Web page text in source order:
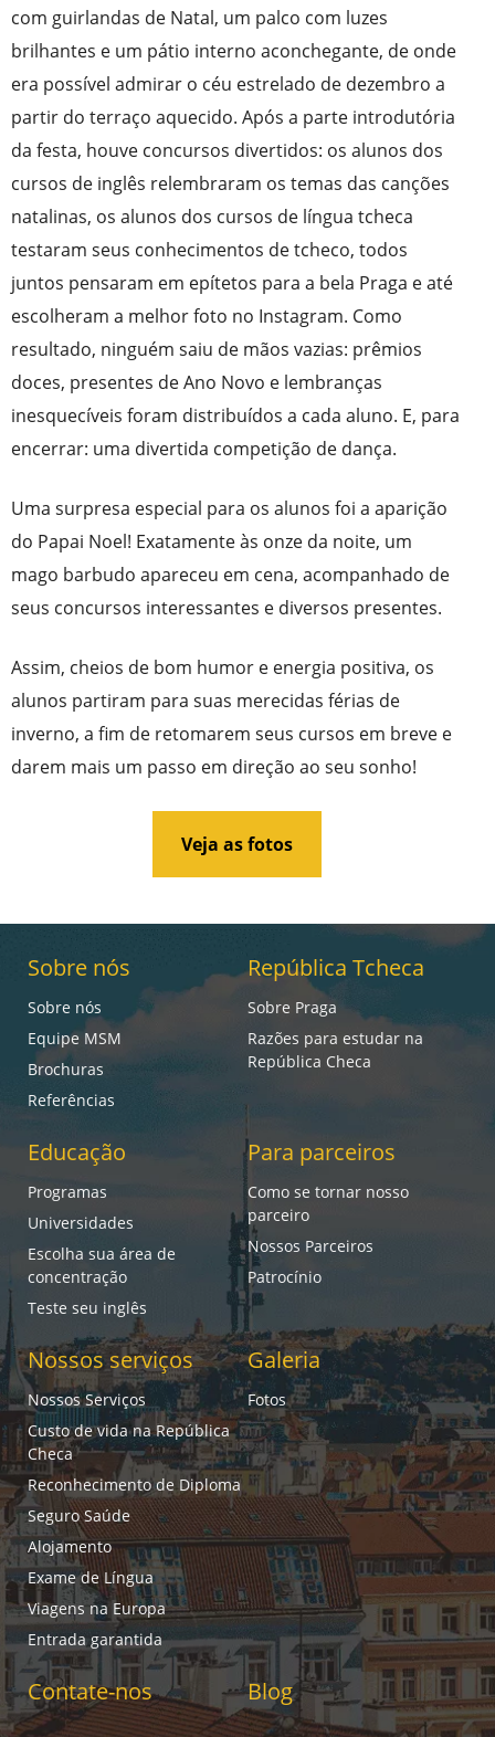
com guirlandas de Natal, um palco com luzes
brilhantes e um pátio interno aconchegante, de onde
era possível admirar o céu estrelado de dezembro a
partir do terraço aquecido. Após a parte introdutória
da festa, houve concursos divertidos: os alunos dos
cursos de inglês relembraram os temas das canções
natalinas, os alunos dos cursos de língua tcheca
testaram seus conhecimentos de tcheco, todos
juntos pensaram em epítetos para a bela Praga e até
escolheram a melhor foto no Instagram. Como
resultado, ninguém saiu de mãos vazias: prêmios
doces, presentes de Ano Novo e lembranças
inesquecíveis foram distribuídos a cada aluno. E, para
encerrar: uma divertida competição de dança.
Uma surpresa especial para os alunos foi a aparição
do Papai Noel! Exatamente às onze da noite, um
mago barbudo apareceu em cena, acompanhado de
seus concursos interessantes e diversos presentes.
Assim, cheios de bom humor e energia positiva, os
alunos partiram para suas merecidas férias de
inverno, a fim de retomarem seus cursos em breve e
darem mais um passo em direção ao seu sonho!
Veja as fotos
Sobre nós
Sobre nós
Equipe MSM
Brochuras
Referências
República Tcheca
Sobre Praga
Razões para estudar na
República Checa
Educação
Programas
Universidades
Escolha sua área de
concentração
Teste seu inglês
Para parceiros
Como se tornar nosso
parceiro
Nossos Parceiros
Patrocínio
Nossos serviços
Nossos Serviços
Custo de vida na República
Checa
Reconhecimento de Diploma
Seguro Saúde
Alojamento
Exame de Língua
Viagens na Europa
Entrada garantida
Galeria
Fotos
Contate-nos Blog